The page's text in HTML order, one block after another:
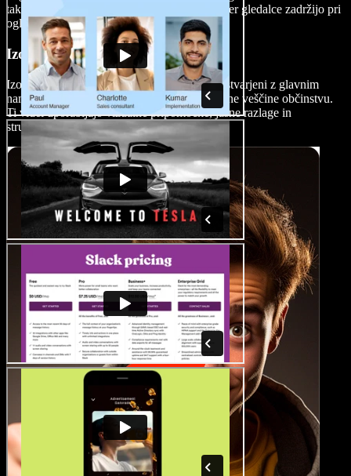
tako, da izzovejo čustvene odzive, zabavajo ter gledalce zadržijo pri
ogledu.
Izobraževalni videoposnetki
Izobraževalni ali vadbeni videoposnetki so ustvarjeni z glavnim
namenom podajanja znanja ali učenja določene veščine občinstvu.
Ti videi uporabljajo vizualne pripomočke, jasne razlage in
strukturiran format za lažje učenje.